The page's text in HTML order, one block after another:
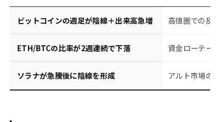
ビットコインの週足が陰線＋出来高急増 高値圏での反
ETH/BTCの比率が2週連続で下落 資金ローテー
ソラナが急騰後に陰線を形成 アルト市場の